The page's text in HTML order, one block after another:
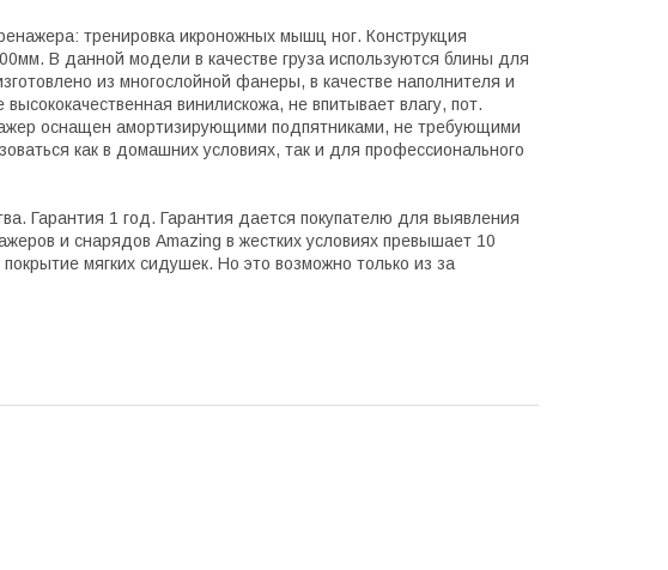
тренировка икроножных мышц ног. Конструкция
В данной модели в качестве груза используются блины для
из многослойной фанеры, в качестве наполнителя и
винилискожа, не впитывает влагу, пот.
оснащен амортизирующими подпятниками, не требующими
как в домашних условиях, так и для профессионального
Гарантия 1 год. Гарантия дается покупателю для выявления
и снарядов Amazing в жестких условиях превышает 10
мягких сидушек. Но это возможно только из за